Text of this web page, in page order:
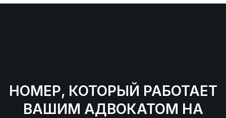
НОМЕР, КОТОРЫЙ РАБОТАЕТ
ВАШИМ АДВОКАТОМ НА